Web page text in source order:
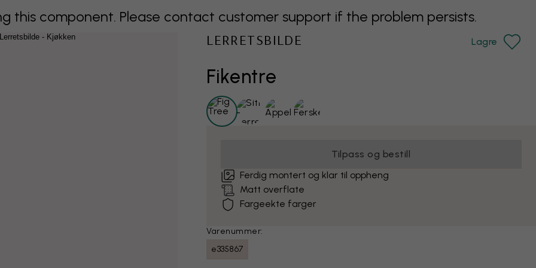
this component. Please contact customer support if the problem persists.
Fikentre
LERRETSBILDE Lagre
Tilpass og bestill
Ferdig montert og klar til oppheng
Matt overflate
Fargeekte farger
Varenummer:
e335867